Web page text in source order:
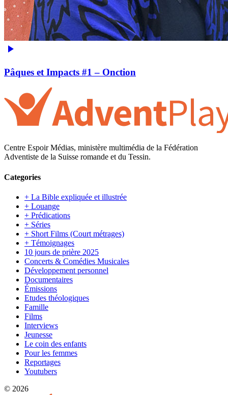
Pâques et Impacts #1 – Onction
Centre Espoir Médias, ministère multimédia de la Fédération
Adventiste de la Suisse romande et du Tessin.
Categories
+ La Bible expliquée et illustrée
+ Louange
+ Prédications
+ Séries
+ Short Films (Court métrages)
+ Témoignages
10 jours de prière 2025
Concerts & Comédies Musicales
Développement personnel
Documentaires
Émissions
Etudes théologiques
Famille
Films
Interviews
Jeunesse
Le coin des enfants
Pour les femmes
Reportages
Youtubers
© 2026